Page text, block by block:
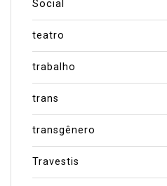
Social
teatro
trabalho
trans
transgênero
Travestis